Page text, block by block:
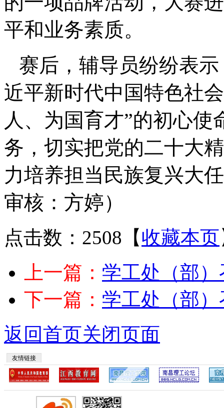
平和业务素质。
赛后，辅导员纷纷表
近平新时代中国特色社
人、为国育才”的初心
务，切实把党的二十大
力培养担当民族复兴大
审核：方婷）
点击数：2508 【收藏本页
上一篇： 学工处（部
下一篇： 学工处（部
返回首页关闭页面
友情链接